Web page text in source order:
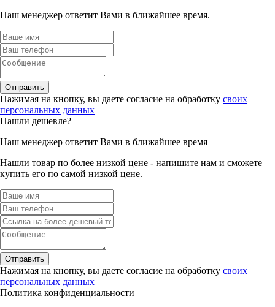
Наш менеджер ответит Вами в ближайшее время.
Отправить
Нажимая на кнопку, вы даете согласие на обработку своих
персональных данных
Нашли дешевле?
Наш менеджер ответит Вами в ближайшее время
Нашли товар по более низкой цене - напишите нам и сможете
купить его по самой низкой цене.
Отправить
Нажимая на кнопку, вы даете согласие на обработку своих
персональных данных
Политика конфиденциальности